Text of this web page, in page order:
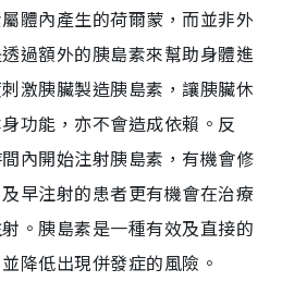
體內產生的荷爾蒙，而並非外
過額外的胰島素來幫助身體進
激胰臟製造胰島素，讓胰臟休
功能，亦不會造成依賴。反
內開始注射胰島素，有機會修
早注射的患者更有機會在治療
。胰島素是一種有效及直接的
降低出現併發症的風險。